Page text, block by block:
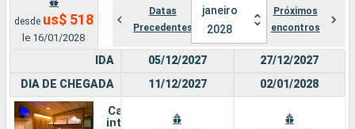
desde us$ 518
le 16/01/2028
Datas
Precedentes
janeiro
2028
Próximos
encontros
IDA
DIA DE CHEGADA
Cabine
interna
05/12/2027
11/12/2027
27/12/2027
02/01/2028
Cidades Companhias
Pesquisar